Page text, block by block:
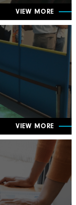
VIEW MORE
VIEW MORE